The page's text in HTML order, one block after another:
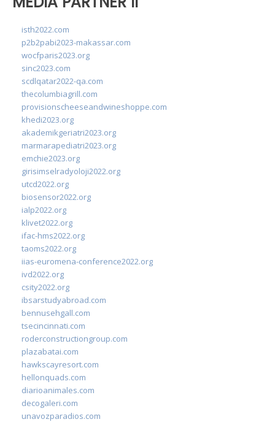
isth2022.com
p2b2pabi2023-makassar.com
wocfparis2023.org
sinc2023.com
scdlqatar2022-qa.com
thecolumbiagrill.com
provisionscheeseandwineshoppe.com
khedi2023.org
akademikgeriatri2023.org
marmarapediatri2023.org
emchie2023.org
girisimselradyoloji2022.org
utcd2022.org
biosensor2022.org
ialp2022.org
klivet2022.org
ifac-hms2022.org
taoms2022.org
iias-euromena-conference2022.org
ivd2022.org
csity2022.org
ibsarstudyabroad.com
bennusehgall.com
tsecincinnati.com
roderconstructiongroup.com
plazabatai.com
hawkscayresort.com
hellonquads.com
diarioanimales.com
decogaleri.com
unavozparadios.com